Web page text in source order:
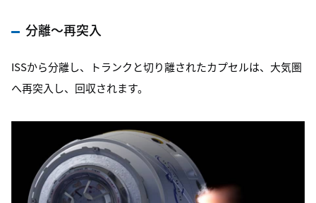
分離～再突入
ISSから分離し、トランクと切り離されたカプセルは、大気圏
へ再突入し、回収されます。